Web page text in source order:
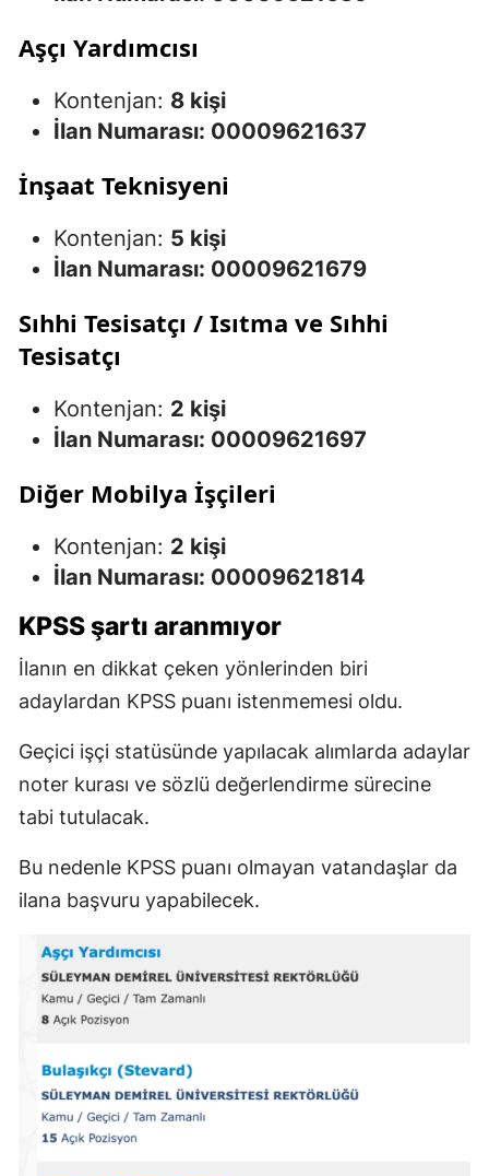
Aşçı Yardımcısı
Kontenjan: 8 kişi
İlan Numarası: 00009621637
İnşaat Teknisyeni
Kontenjan: 5 kişi
İlan Numarası: 00009621679
Sıhhi Tesisatçı / Isıtma ve Sıhhi
Tesisatçı
Kontenjan: 2 kişi
İlan Numarası: 00009621697
Diğer Mobilya İşçileri
Kontenjan: 2 kişi
İlan Numarası: 00009621814
KPSS şartı aranmıyor
İlanın en dikkat çeken yönlerinden biri
adaylardan KPSS puanı istenmemesi oldu.
Geçici işçi statüsünde yapılacak alımlarda adaylar
noter kurası ve sözlü değerlendirme sürecine
tabi tutulacak.
Bu nedenle KPSS puanı olmayan vatandaşlar da
ilana başvuru yapabilecek.